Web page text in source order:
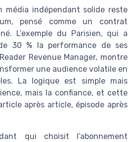
média indépendant solide reste
pensé comme un contrat
L’exemple du Parisien, qui a
30 % la performance de ses
Revenue Manager, montre
une audience volatile en
La logique est simple mais
mais la confiance, et cette
après article, épisode après
qui choisit l’abonnement